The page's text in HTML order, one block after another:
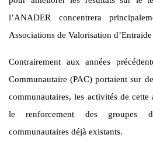
l’ANADER concentrera
Associations de Valorisation
Contrairement aux années
Communautaire (PAC) portaient sur
communautaires, les activités de cette
le renforcement des groupes
communautaires déjà existants.